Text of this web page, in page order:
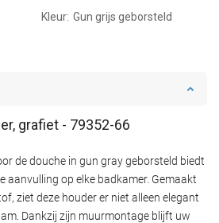
Kleur: Gun grijs geborsteld
grafiet - 79352-66
de douche in gun gray geborsteld biedt
aanvulling op elke badkamer. Gemaakt
ziet deze houder er niet alleen elegant
Dankzij zijn muurmontage blijft uw